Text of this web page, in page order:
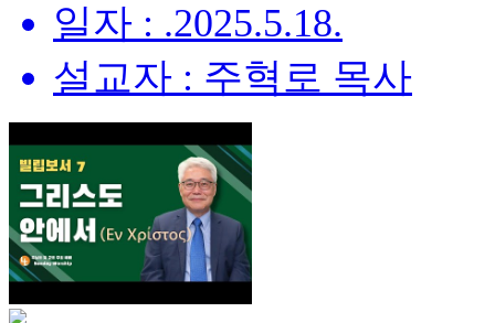
일자 : .2025.5.18.
설교자 : 주혁로 목사